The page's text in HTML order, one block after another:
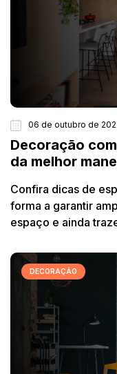
06 de outubro de
Decoração
da melhor
Confira dicas de
forma a garantir
espaço e ainda
DECORAÇÃO